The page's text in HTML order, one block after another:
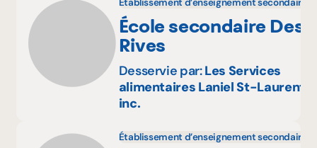
Établissement d’enseignement secondaire
École secondaire Des
Rives
Desservie par:Les Services
alimentaires Laniel St-Laurent
inc.
Établissement d’enseignement secondaire